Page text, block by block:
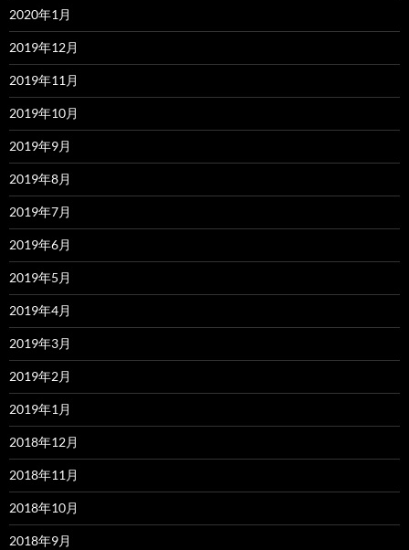
2020年1月
2019年12月
2019年11月
2019年10月
2019年9月
2019年8月
2019年7月
2019年6月
2019年5月
2019年4月
2019年3月
2019年2月
2019年1月
2018年12月
2018年11月
2018年10月
2018年9月